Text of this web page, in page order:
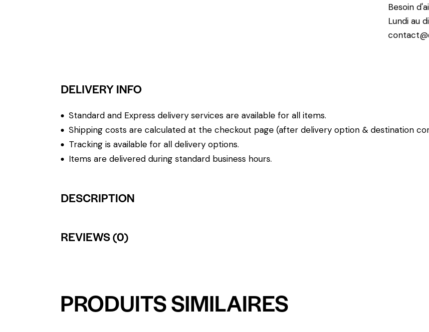
Besoin
Lundi au
DELIVERY INFO
Standard and Express delivery services are available for all items.
Shipping costs are calculated at the checkout page (after delivery option & destination
Tracking is available for all delivery options.
Items are delivered during standard business hours.
DESCRIPTION
REVIEWS (0)
PRODUITS SIMILAIRES